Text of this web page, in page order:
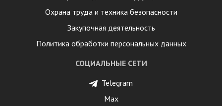
Охрана труда и техника безопасности
Закупочная деятельность
Политика обработки персональных данных
СОЦИАЛЬНЫЕ СЕТИ
Telegram
Max